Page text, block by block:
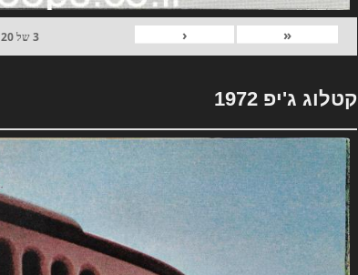
«
‹
3של20
קטלוג ג'יפ 1972